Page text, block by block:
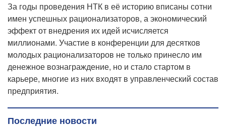
За годы проведения НТК в её историю вписаны сотни
имен успешных рационализаторов, а экономический
эффект от внедрения их идей исчисляется
миллионами. Участие в конференции для десятков
молодых рационализаторов не только принесло им
денежное вознаграждение, но и стало стартом в
карьере, многие из них входят в управленческий состав
предприятия.
Последние новости